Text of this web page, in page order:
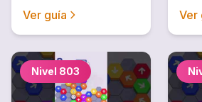
Ver guía
Ver
Nivel 803